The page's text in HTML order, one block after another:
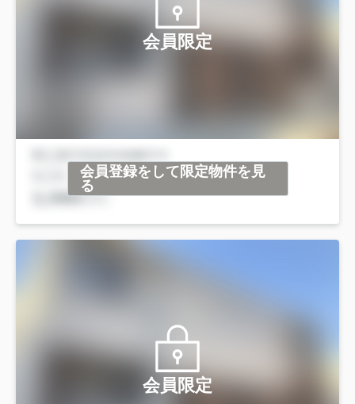
会員限定
会員登録をして限定物件を見
る
会員限定